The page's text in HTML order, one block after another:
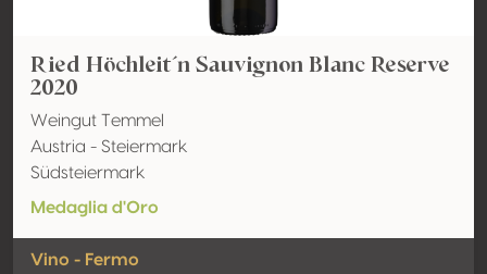
Ried Höchleit´n Sauvignon Blanc Reserve
2020
Weingut Temmel
Austria - Steiermark
Südsteiermark
Medaglia d'Oro
Vino - Fermo